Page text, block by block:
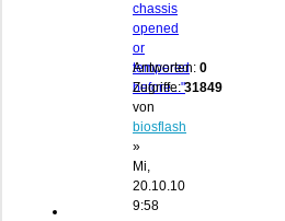
chassis
opened
or
tempered
before..."
von
biosflash
»
Mi,
20.10.10
9:58
Antworten: 0
Zugriffe:31849